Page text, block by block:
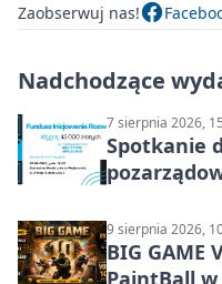
Zaobserwuj nas!
Nadchodzące
7 sierpnia 2026,
Spotkanie
9 sierpnia 2026,
BIG GAME